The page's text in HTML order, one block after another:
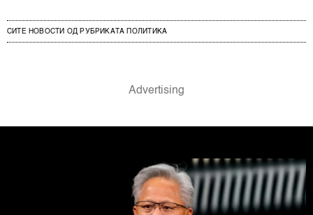
СИТЕ НОВОСТИ ОД РУБРИКАТА ПОЛИТИКА